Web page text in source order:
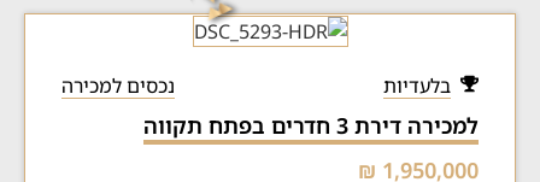
בלעדיות נכסים למכירה
למכירה דירת 3 חדרים בפתח תקווה
1,950,000 ₪